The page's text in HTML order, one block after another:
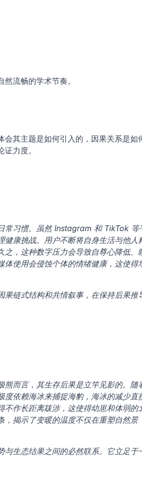
流畅的学术节奏。
会其主题是如何引入的，因果关系是如
力度。
常习惯。虽然 Instagram 和 TikTok 等
健康挑战。用户不断将自身生活与他人
，这种数字压力会导致自尊心降低、
使用会侵蚀个体的情绪健康，这使得
果链式结构和共情叙事，在保持后果推
熊而言，其生存后果是立竿见影的。随
度依赖海冰来捕捉海豹，海冰的减少直
不作长距离跋涉，这使得幼崽和体弱的
，揭示了变暖的温度不仅在重塑自然景
与生态结果之间的必然联系。它立足于